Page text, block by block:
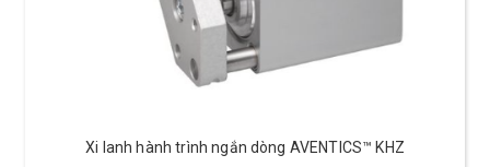
Xi lanh hành trình ngắn dòng AVENTICS™ KHZ